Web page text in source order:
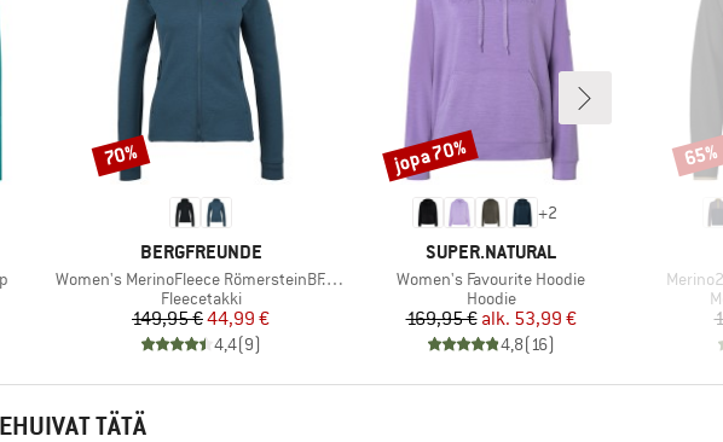
MERKKI
BERGFREUNDE
Tuote
Women's MerinoFleece RömersteinBF. Zip Hoody
Tuoteryhmä
Fleecetakki
Hinta
149,95 €Alennettu hinta
44,99 €
4,4(9)
Alennus
70%
+2
MERKKI
SUPER.NATURAL
Tuote
Women's Favourite Hoodie
Tuoteryhmä
Hoodie
Hinta
169,95 € Alennettu hinta
alk. 53,99 €
4,8(16)
Alennus
jopa 70%
Tuote
65%
TÄTÄ